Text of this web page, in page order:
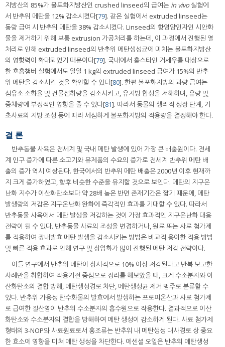
지방산의 85%가 불포화지방산인 crushed linseed의 급여는 in vivo 실험에
서 반추위 메탄을 12% 감소시켰다[79]. 같은 실험에서 extruded linseed는
동량 급여 시 반추위 메탄을 38% 감소시켰다. Linseed의 항영양인자인 시안화
물을 제거하기 위해 보통 extrusion 가공처리를 하는데, 이 과정에서 진행된 열
처리로 인해 extruded linseed의 반추위 메탄생성균에 미치는 불포화지방산
의 영향력이 확대되었기 때문이다[79]. 국내에서 홀스타인 거세우를 대상으로
한 호흡챔버 실험에서도 일일 1 kg의 extruded linseed 급여가 15%의 반추
위 메탄을 감소시킨 것을 확인할 수 있다[80]. 한편 불포화지방의 과량 급여는
섬유소 소화율 및 건물섭취량을 감소시키고, 유지방 합성을 저해하며, 유량 및
증체량에 부정적인 영향을 줄 수 있다[81]. 따라서 동물의 생리적 성장 단계, 기
초사료의 지방 조성 등에 따라 세심하게 불포화지방의 적용량을 결정해야 한다.
결 론
반추동물 사육은 전세계 및 국내 메탄 발생에 있어 가장 큰 배출원이다. 전세
계 인구 증가에 따른 소고기와 유제품의 수요의 증가로 전세계 반추위 메탄 배
출의 증가 역시 예상된다. 한국에서의 반추위 메탄 배출은 2000년 이후 현재까
지 크게 증가하였고, 향후 비슷한 수준을 유지할 것으로 보인다. 메탄의 지구온
난화 지수가 이산화탄소보다 약 28배 높은 반면 존재기간은 짧기 때문에, 메탄
발생량의 저감은 지구온난화 완화에 즉각적인 효과를 기대할 수 있다. 따라서
반추동물 사육에서 메탄 발생을 저감하는 것이 가장 효과적인 지구온난화 대응
전략이 될 수 있다. 반추동물 사료의 조성을 변경하거나, 원료 또는 사료 첨가제
를 적용하여 장내발효 메탄 발생을 감소시키는 방법은 비교적 용이한 적용 방법
및 빠른 적용 효과로 인해 연구 및 상업화가 많이 진행된 메탄 저감 전략이다.
이들 연구에서 반추위 메탄이 상시적으로 10% 이상 저감된다고 반복 보고한
사례만을 취합하여 작용기전 중심으로 정리를 해보았을 때, 크게 수소분자와 이
산화탄소의 결합 방해, 메탄생성경로 차단, 메탄생성균 제거 범주로 분류할 수
있다. 반추위 가용성 탄수화물의 발효에서 발생하는 프로피온산과 사료 첨가제
로 급여한 질산염이 반추위 수소분자의 흡수원으로 작용한다. 결과적으로 이산
화탄소와 수소분자의 결합을 방해하여 메탄 생성이 감소하게 된다. 사료 첨가제
형태의 3-NOP와 사료원료로서 홍조류는 반추위 내 메탄생성 대사경로 상 중요
한 효소에 영향을 미쳐 메탄 생성을 차단한다. 에센셜 오일은 반추위 메탄생성